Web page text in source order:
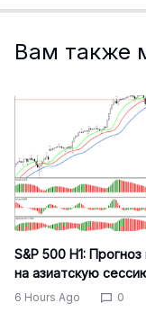
Вам также
S&P 500 H1:
на азиатскую
6 Hours Ago 0